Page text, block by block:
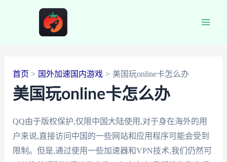
首页 国外加速国内游戏 美国玩online卡怎么办
美国玩online卡怎么办
QQ由于版权保护,仅限中国大陆使用,对于身在海外的用
户来说,直接访问中国的一些网站和应用程序可能会受到
限制。但是,通过使用一些加速器和VPN技术,我们仍然可